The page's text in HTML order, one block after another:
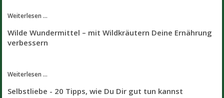
Weiterlesen ...
Wilde Wundermittel – mit Wildkräutern Deine Ernährung
verbessern
Weiterlesen ...
Selbstliebe - 20 Tipps, wie Du Dir gut tun kannst